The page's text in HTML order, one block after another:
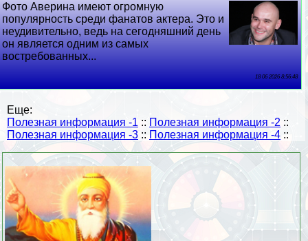
Фото Аверина имеют огромную
популярность среди фанатов актера. Это и
неудивительно, ведь на сегодняшний день
он является одним из самых
востребованных...
18 06 2026 8:56:48
Еще:
Полезная информация -1 :: Полезная информация -2 ::
Полезная информация -3 :: Полезная информация -4 ::